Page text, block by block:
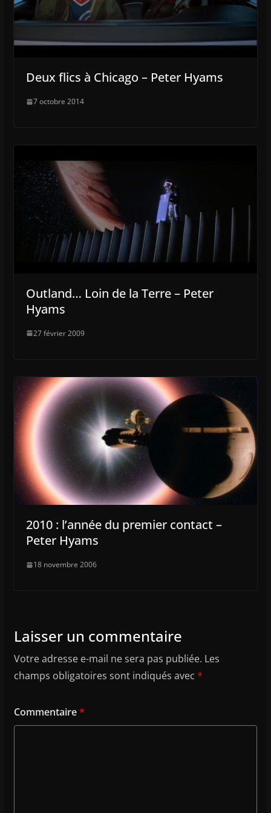
Deux flics à Chicago – Peter Hyams
7 octobre 2014
Outland… Loin de la Terre – Peter
Hyams
27 février 2009
2010 : l’année du premier contact –
Peter Hyams
18 novembre 2006
Laisser un commentaire
Votre adresse e-mail ne sera pas publiée. Les
champs obligatoires sont indiqués avec *
Commentaire*